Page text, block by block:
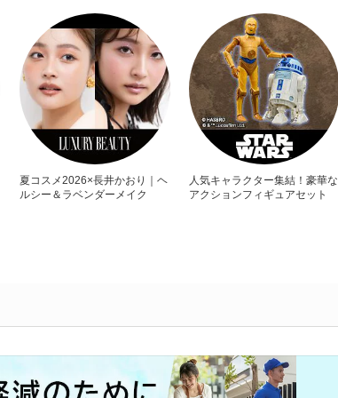
夏コスメ2026×長井かおり｜ヘ
ルシー＆ラベンダーメイク
人気キャラクター集結！豪華な
アクションフィギュアセット